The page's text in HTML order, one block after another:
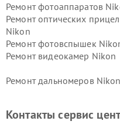
Ремонт фотоаппаратов
Ремонт оптических
Nikon
Ремонт фотовспышек
Ремонт видеокамер Nikon
Ремонт дальномеров Nikon
Контакты сервис